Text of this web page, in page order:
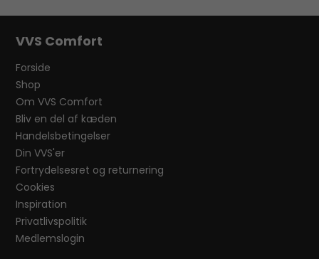
VVS Comfort
Forside
Shop
Om VVS Comfort
Bliv en del af kæden
Handelsbetingelser
Din VVS'er
Fortrydelsesret og returnering
Cookies
Inspiration
Privatlivspolitik
Medlemslogin